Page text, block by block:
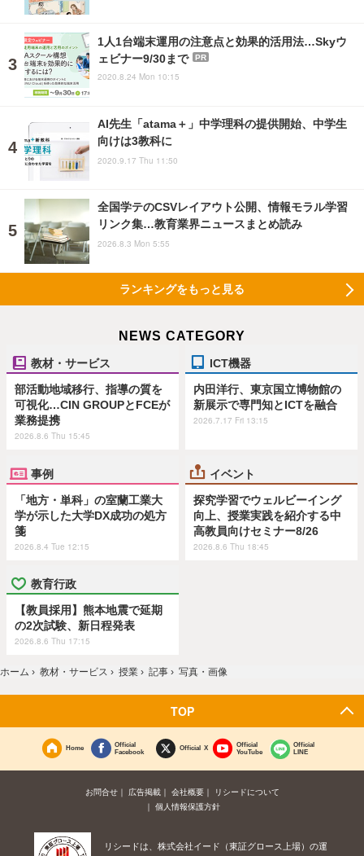
1人1台端末運用の注意点と効果的活用法…Skyウ
ェビナー9/30まで
PR
2020.8.24 Mon 10:15
AI先生「atama＋」中学理科の提供開始、中学生
向けは3教科に
2020.9.17 Thu 11:50
全国学テのCSVレイアウト公開、情報モラル学習
リンク集…教育業界ニュースまとめ読み
2026.8.3 Mon 5:55
ランキングをもっと見る
NEWS CATEGORY
教材・サービス
部活動地域移行、指導の質を
可視化…CIN GROUPとFCEが
業務提携
2026.8.6 Thu 15:45
ICT機器
内田洋行、東京国立博物館の
新展示で専門知とICTを融合
2026.7.17 Fri 13:15
事例
「地方・単科」の室蘭工業大
学が示した大学DX成功の処方
箋
2026.8.4 Tue 12:15
イベント
探究学習でウェルビーイング
向上、授業実践を紹介する中
高教員向けセミナー8/26
2026.8.6 Thu 18:45
教育行政
【教員採用】熊本地震で延期
の2次試験、新日程発表
2026.8.6 Thu 17:15
ホーム › 教材・サービス › 授業 › 記事 › 写真・画像
TOP
Home
Official
Facebook
Official X
Official
YouTube
Official
LINE
お問合せ 広告掲載 会社概要
リシードについて
個人情報保護方針
リシードは、株式会社イード（東証グロース上場）の運